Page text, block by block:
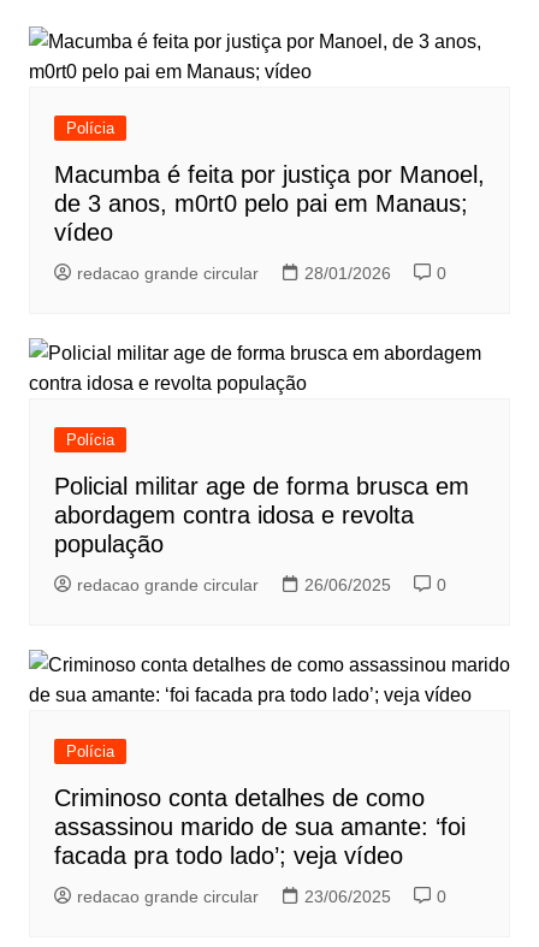
Polícia
Macumba é feita por justiça por Manoel,
de 3 anos, m0rt0 pelo pai em Manaus;
vídeo
redacao grande circular 28/01/2026 0
Polícia
Policial militar age de forma brusca em
abordagem contra idosa e revolta
população
redacao grande circular 26/06/2025 0
Polícia
Criminoso conta detalhes de como
assassinou marido de sua amante: ‘foi
facada pra todo lado’; veja vídeo
redacao grande circular 23/06/2025 0